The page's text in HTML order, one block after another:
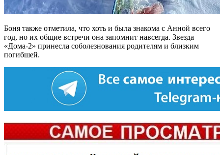
Боня также отметила, что хоть и была знакома с Анной всего
год, но их общие встречи она запомнит навсегда. Звезда
«Дома-2» принесла соболезнования родителям и близким
погибшей.